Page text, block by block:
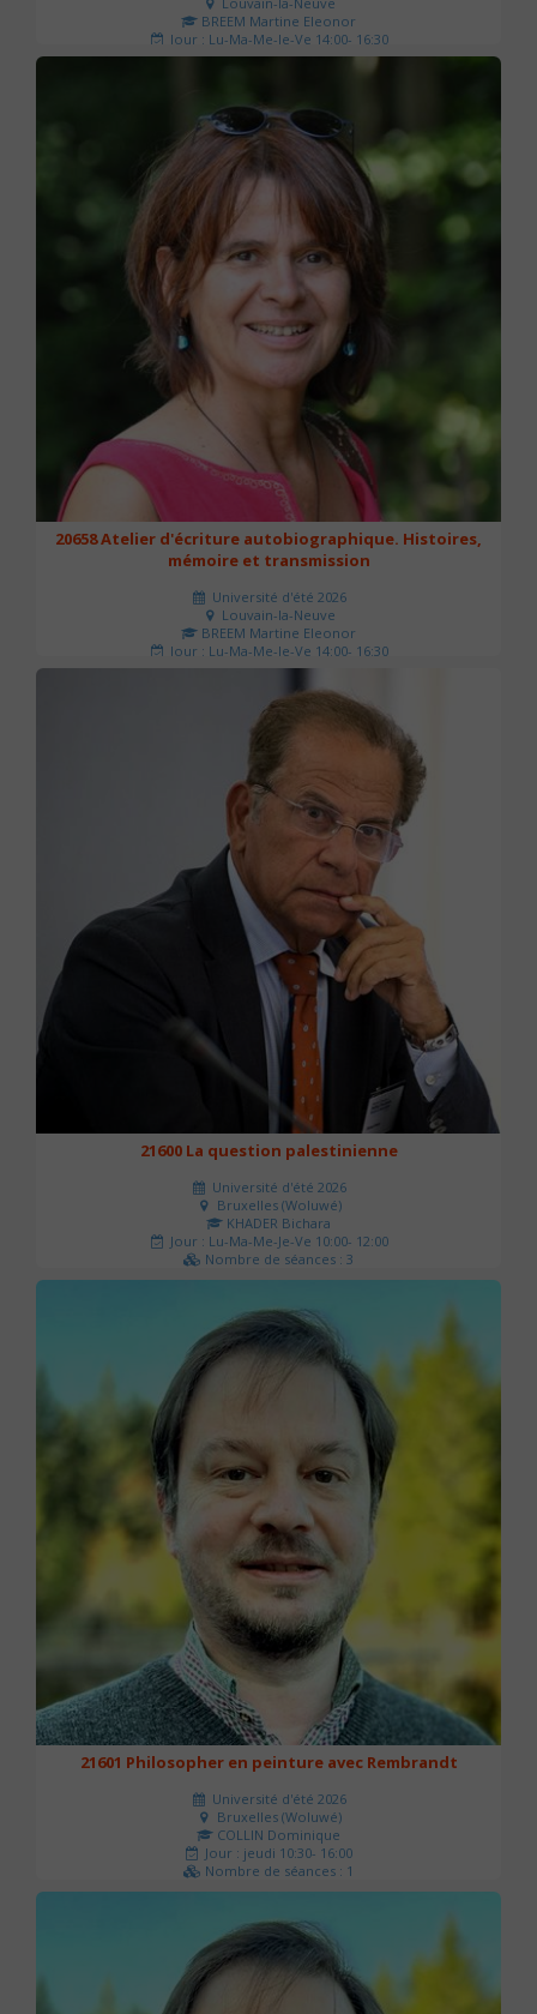
BREEM Martine Eleonor
Jour : Lu-Ma-Me-Je-Ve 14:00- 16:30
Nombre de séances : 3
20658 Atelier d'écriture autobiographique. Histoires,
mémoire et transmission
Université d'été 2026
Louvain-la-Neuve
BREEM Martine Eleonor
Jour : Lu-Ma-Me-Je-Ve 14:00- 16:30
Nombre de séances : 3
21600 La question palestinienne
Université d'été 2026
Bruxelles (Woluwé)
KHADER Bichara
Jour : Lu-Ma-Me-Je-Ve 10:00- 12:00
Nombre de séances : 3
63 €
21601 Philosopher en peinture avec Rembrandt
Université d'été 2026
Bruxelles (Woluwé)
COLLIN Dominique
Jour : jeudi 10:30- 16:00
Nombre de séances : 1
40 €